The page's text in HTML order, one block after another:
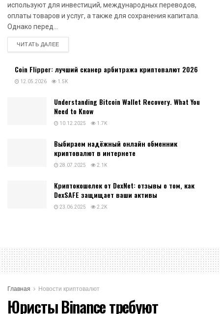
используют для инвестиций, международных переводов,
оплаты товаров и услуг, а также для сохранения капитала.
Однако перед...
ЧИТАТЬ ДАЛЕЕDETAILS
Coin Flipper: лучший сканер арбитража криптовалют 2026
12.05.2026 1.5K
Understanding Bitcoin Wallet Recovery. What You
Need to Know
10.12.2025 1.7K
Выбираем надёжный онлайн обменник
криптовалют в интернете
28.07.2025 2.1K
Криптокошелек от DexNet: отзывы о том, как
DexSAFE защищает ваши активы
23.06.2025 2.2K
Главная Новости криптовалют
Юристы Binance требуют